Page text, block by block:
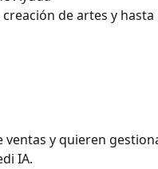
de artes y
y quieren
IA.